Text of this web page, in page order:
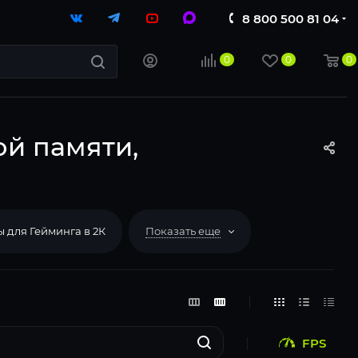
8 800 500 81 04
0 0 0
памяти,
для Гейминга в 2К Показать еще
FPS